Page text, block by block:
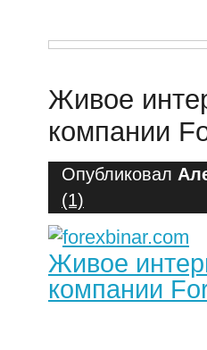
Живое
компании
Опубликовал
(1)
Живое
компании